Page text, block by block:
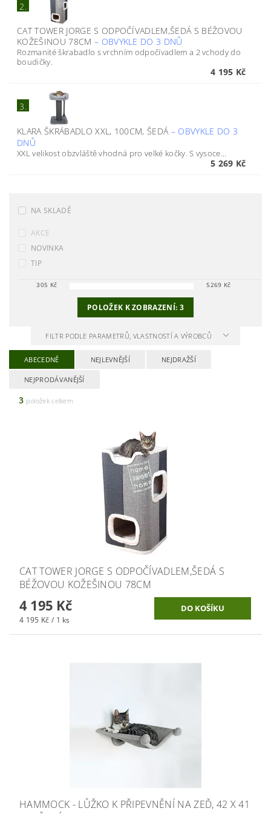
2.
CAT TOWER JORGE S ODPOČÍVADLEM,ŠEDÁ S BÉŽOVOU
KOŽEŠINOU 78CM – OBVYKLE DO 3 DNŮ
Rozmanité škrabadlo s vrchním odpočívadlem a 2 vchody do
boudičky.
4 195 Kč
3.
KLARA ŠKRÁBADLO XXL, 100CM, ŠEDÁ – OBVYKLE DO 3
DNŮ
XXL velikost obzvláště vhodná pro velké kočky. S vysoce...
5 269 Kč
NA SKLADĚ
AKCE
NOVINKA
TIP
305 Kč 5269 Kč
POLOŽEK K ZOBRAZENÍ: 3
FILTR PODLE PARAMETRŮ, VLASTNOSTÍ A VÝROBCŮ
ABECEDNĚ NEJLEVNĚJŠÍ NEJDRAŽŠÍ
NEJPRODÁVANĚJŠÍ
3 položek celkem
CAT TOWER JORGE S ODPOČÍVADLEM,ŠEDÁ S
BÉŽOVOU KOŽEŠINOU 78CM
4 195 Kč
4 195 Kč / 1 ks
HAMMOCK - LŮŽKO K PŘIPEVNĚNÍ NA ZEĎ, 42 X 41